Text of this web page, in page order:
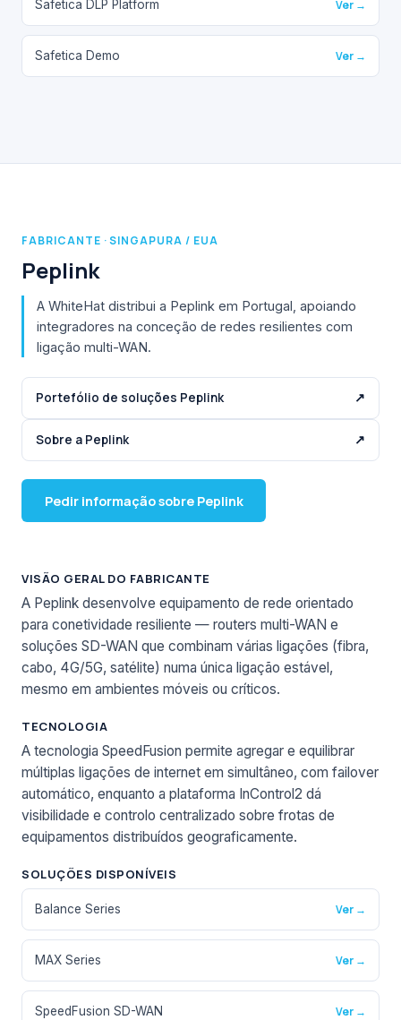
Safetica DLP Platform Ver →
Safetica Demo Ver →
FABRICANTE · SINGAPURA / EUA
Peplink
A WhiteHat distribui a Peplink em Portugal, apoiando
integradores na conceção de redes resilientes com
ligação multi-WAN.
Portefólio de soluções Peplink ↗
Sobre a Peplink ↗
Pedir informação sobre Peplink
VISÃO GERAL DO FABRICANTE
A Peplink desenvolve equipamento de rede orientado
para conetividade resiliente — routers multi-WAN e
soluções SD-WAN que combinam várias ligações (fibra,
cabo, 4G/5G, satélite) numa única ligação estável,
mesmo em ambientes móveis ou críticos.
TECNOLOGIA
A tecnologia SpeedFusion permite agregar e equilibrar
múltiplas ligações de internet em simultâneo, com failover
automático, enquanto a plataforma InControl2 dá
visibilidade e controlo centralizado sobre frotas de
equipamentos distribuídos geograficamente.
SOLUÇÕES DISPONÍVEIS
Balance Series Ver →
MAX Series Ver →
SpeedFusion SD-WAN Ver →